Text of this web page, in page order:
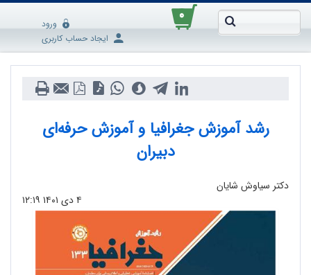
۰
ورود
ایجاد حساب کاربری
رشد آموزش جغرافیا و آموزش حرفه‌ای
دبیران
دکتر سیاوش شایان
۴ دی ۱۴۰۱
۱۲:۱۹